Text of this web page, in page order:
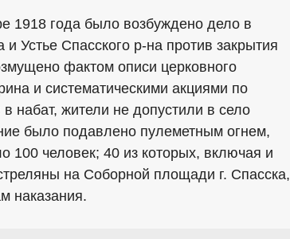
1918 года было возбуждено дело в
Устье Спасского р-на против закрытия
фактом описи церковного
и систематическими акциями по
набат, жители не допустили в село
было подавлено пулеметным огнем,
100 человек; 40 из которых, включая и
на Соборной площади г. Спасска,
наказания.